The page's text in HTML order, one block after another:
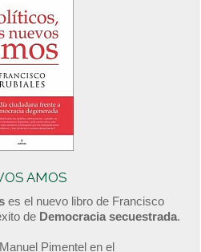
AMOS
es el nuevo libro de Francisco
de Democracia secuestrada.
Pimentel en el